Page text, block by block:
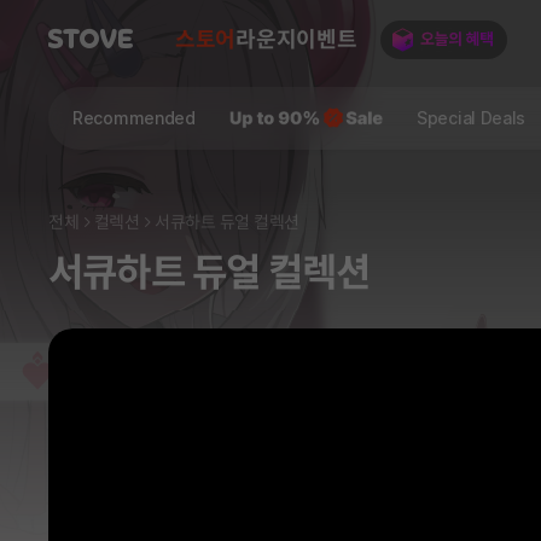
스토어 라운지 이벤트
Recommended Special Deals
전체 컬렉션 서큐하트 듀얼 컬렉션
서큐하트 듀얼 컬렉션